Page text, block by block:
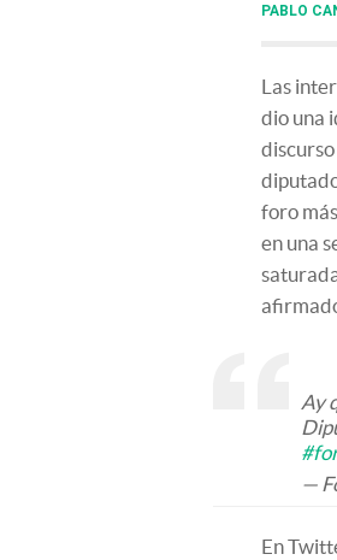
PABLO
Las
dio una
foro
en una
Ay
—
En